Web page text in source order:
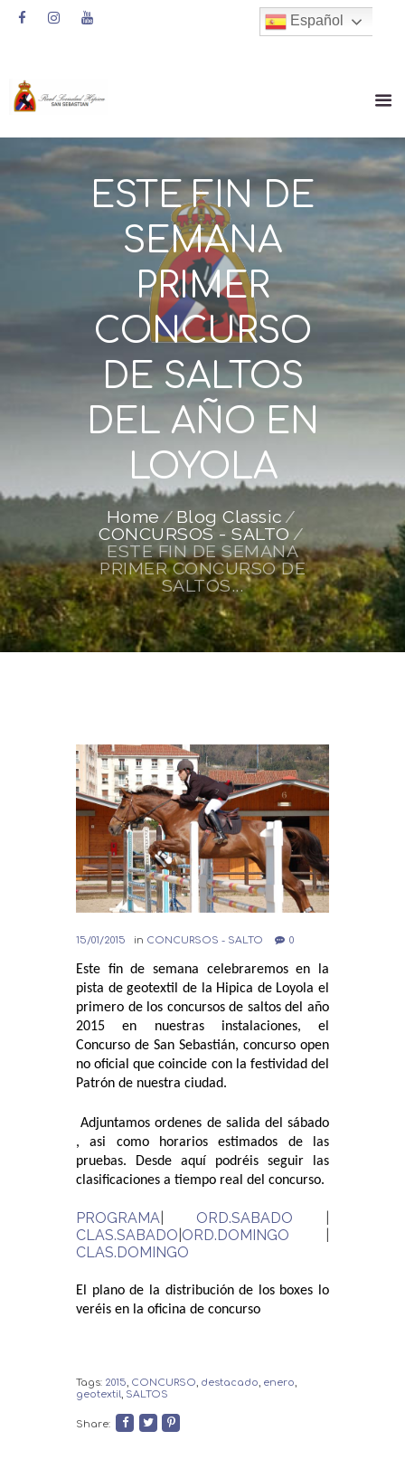
ESTE FIN DE
SEMANA
PRIMER
CONCURSO
DE SALTOS
DEL AÑO EN
LOYOLA
Home
Blog Classic
CONCURSOS - SALTO
ESTE FIN DE SEMANA
PRIMER CONCURSO DE
SALTOS...
15/01/2015 in CONCURSOS - SALTO 0
Este fin de semana celebraremos en la
pista de geotextil de la Hipica de Loyola el
primero de los concursos de saltos del año
2015 en nuestras instalaciones, el
Concurso de San Sebastián, concurso open
no oficial que coincide con la festividad del
Patrón de nuestra ciudad.
Adjuntamos ordenes de salida del sábado
, asi como horarios estimados de las
pruebas. Desde aquí podréis seguir las
clasificaciones a tiempo real del concurso.
PROGRAMA ORD.SABADO
CLAS.SABADO ORD.DOMINGO
CLAS.DOMINGO
El plano de la distribución de los boxes lo
veréis en la oficina de concurso
Tags: 2015, CONCURSO, destacado, enero,
geotextil, SALTOS
Share:
Español